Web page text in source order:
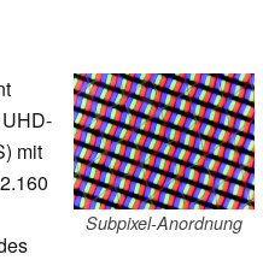
Subpixel-Anordnung
mit